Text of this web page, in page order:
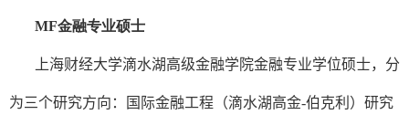
职业发展
DAFI招聘
信息服务
MF金融专业硕士
上海财经大学滴水湖高级金融学院金融专业学位硕士，分
为三个研究方向：国际金融工程（滴水湖高金-伯克利）研究